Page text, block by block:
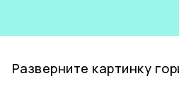
Разверните картинку